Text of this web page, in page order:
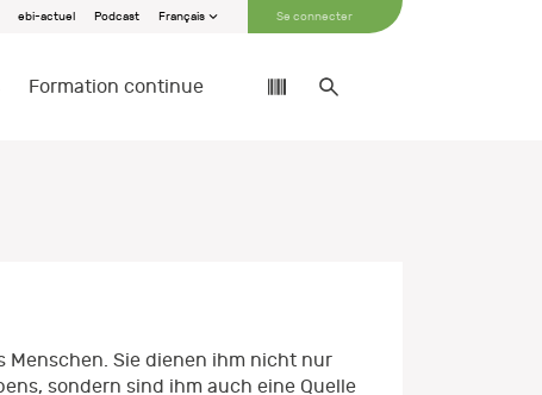
ebi-actuel Podcast Français Se connecter
Formation continue
Menschen. Sie dienen ihm nicht nur
sondern sind ihm auch eine Quelle